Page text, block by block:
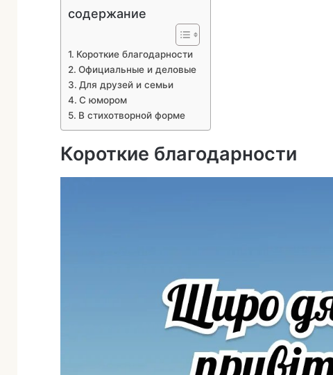
содержание
Короткие благодарности
Официальные и деловые
Для друзей и семьи
С юмором
В стихотворной форме
Короткие благодарности